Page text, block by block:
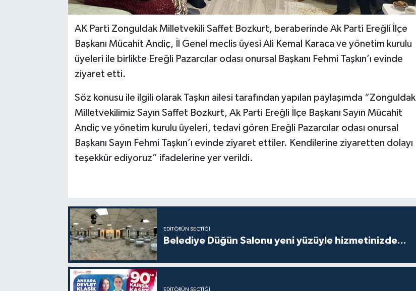
AK Parti Zonguldak Milletvekili Saffet Bozkurt, beraberinde Ak Parti Ereğli İlçe
Başkanı Mücahit Andiç, İl Genel meclis üyesi Ali Kemal Karaca ve yönetim kurulu
üyeleri ile birlikte Ereğli Pazarcılar odası onursal Başkanı Fehmi Taşkın’ı evinde
ziyaret etti.
Söz konusu ile ilgili olarak Taşkın ailesi tarafından yapılan paylaşımda “Zonguldak
Milletvekilimiz Sayın Saffet Bozkurt, Ak Parti Ereğli İlçe Başkanı Sayın Mücahit
Andiç ve yönetim kurulu üyeleri, tedavi gören Ereğli Pazarcılar odası onursal
Başkanı Sayın Fehmi Taşkın’ı evinde ziyaret ettiler. Kendilerine ziyaretten dolayı
teşekkür ediyoruz” ifadelerine yer verildi.
EDITÖRÜN SEÇTIĞI
Belediye Düğün Salonu yeni yüzüyle hizmetinizde...
EDITÖRÜN SEÇTIĞI